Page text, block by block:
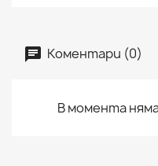
Коментари (0)
В момента